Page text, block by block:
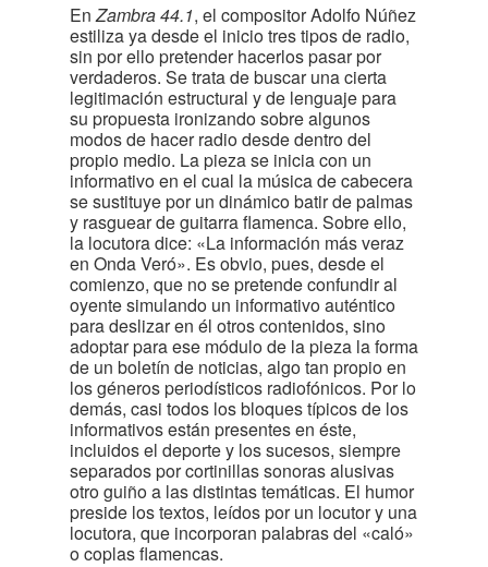
En Zambra 44.1, el compositor Adolfo Núñez
estiliza ya desde el inicio tres tipos de radio,
sin por ello pretender hacerlos pasar por
verdaderos. Se trata de buscar una cierta
legitimación estructural y de lenguaje para
su propuesta ironizando sobre algunos
modos de hacer radio desde dentro del
propio medio. La pieza se inicia con un
informativo en el cual la música de cabecera
se sustituye por un dinámico batir de palmas
y rasguear de guitarra flamenca. Sobre ello,
la locutora dice: «La información más veraz
en Onda Veró». Es obvio, pues, desde el
comienzo, que no se pretende confundir al
oyente simulando un informativo auténtico
para deslizar en él otros contenidos, sino
adoptar para ese módulo de la pieza la forma
de un boletín de noticias, algo tan propio en
los géneros periodísticos radiofónicos. Por lo
demás, casi todos los bloques típicos de los
informativos están presentes en éste,
incluidos el deporte y los sucesos, siempre
separados por cortinillas sonoras alusivas
otro guiño a las distintas temáticas. El humor
preside los textos, leídos por un locutor y una
locutora, que incorporan palabras del «caló»
o coplas flamencas.